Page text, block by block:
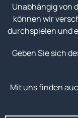
Unabhängig von
können wir
durchspielen und
Geben Sie sich
Mit uns finden